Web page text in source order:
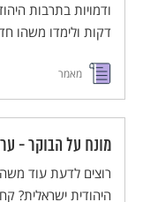
דקות ולימדו משהו
מאמר
מונח על הבוקר -
רוצים לדעת עוד